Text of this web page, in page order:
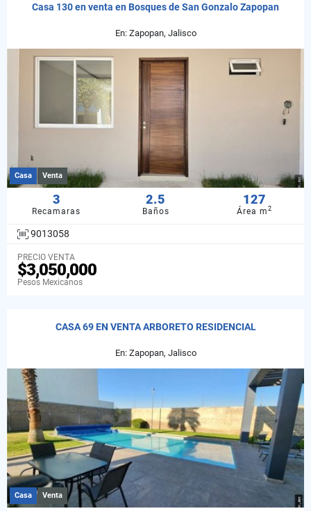
Casa 130 en venta en Bosques de San Gonzalo Zapopan
En: Zapopan, Jalisco
Casa Venta
3
Recamaras
2.5
Baños
127
Área m2
9013058
PRECIO VENTA
$3,050,000
Pesos Mexicanos
CASA 69 EN VENTA ARBORETO RESIDENCIAL
En: Zapopan, Jalisco
Casa Venta